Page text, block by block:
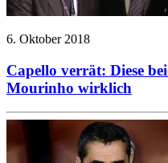
6. Oktober 2018
Capello verrät: Diese
Mourinho wirklich